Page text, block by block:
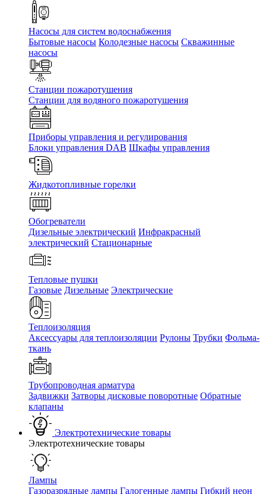
Насосы для систем водоснабжения
Бытовые насосы Колодезные насосы Скважинные
насосы
Станции пожаротушения
Станции для водяного пожаротушения
Приборы управления и регулирования
Блоки управления DAB Шкафы управления
Жидкотопливные горелки
Обогреватели
Дизельные электрический Инфракрасный
электрический Стационарные
Тепловые пушки
Газовые Дизельные Электрические
Теплоизоляция
Аксессуары для теплоизоляции Рулоны Трубки Фольма-
ткань
Трубопроводная арматура
Задвижки Затворы дисковые поворотные Обратные
клапаны
Электротехнические товары
Электротехнические товары
Лампы
Газоразрядные лампы Галогенные лампы Гибкий неон